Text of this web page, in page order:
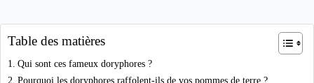
Table des matières
Qui sont ces fameux doryphores ?
Pourquoi les doryphores raffolent-ils de vos pommes de terre ?